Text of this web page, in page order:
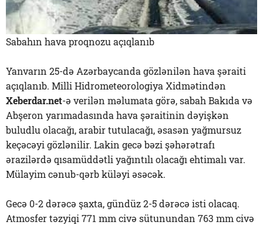
Sabahın hava proqnozu açıqlanıb
Yanvarın 25-də Azərbaycanda gözlənilən hava şəraiti
açıqlanıb. Milli Hidrometeorologiya Xidmətindən
Xeberdar.net-ə verilən məlumata görə, sabah Bakıda və
Abşeron yarımadasında hava şəraitinin dəyişkən
buludlu olacağı, arabir tutulacağı, əsasən yağmursuz
keçəcəyi gözlənilir. Lakin gecə bəzi şəhərətrafı
ərazilərdə qısamüddətli yağıntılı olacağı ehtimalı var.
Mülayim cənub-qərb küləyi əsəcək.
Gecə 0-2 dərəcə şaxta, gündüz 2-5 dərəcə isti olacaq.
Atmosfer təzyiqi 771 mm civə sütunundan 763 mm civə